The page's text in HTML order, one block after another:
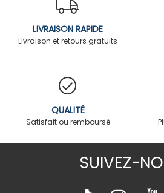
LIVRAISON RAPIDE
Livraison et retours gratuits
QUALITÉ
Satisfait ou remboursé
SUIVEZ-